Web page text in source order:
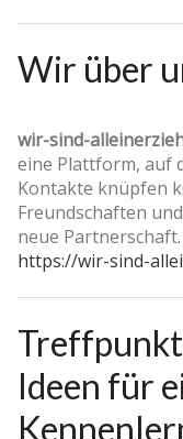
Wir über
wir-sind-
eine Plattform, auf
Kontakte knüpfen
Freundschaften
neue
https://wir-sind-
Ideen für